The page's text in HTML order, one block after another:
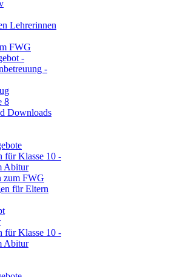
Lehrerinnen
FWG
-
-
8
Downloads
für Klasse 10 -
Abitur
zum FWG
für Eltern
für Klasse 10 -
Abitur